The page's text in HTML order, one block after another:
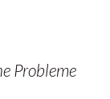
Probleme